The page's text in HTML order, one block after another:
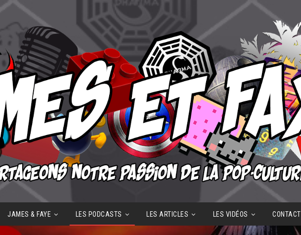
JAMES & FAYE LES PODCASTS LES ARTICLES LES VIDÉOS CONTACT